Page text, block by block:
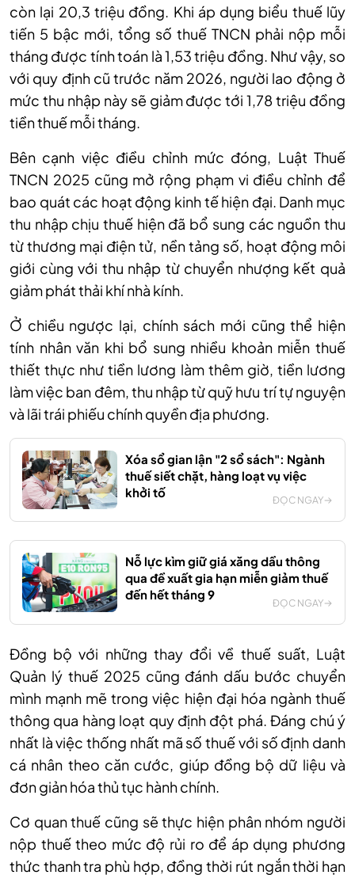
còn lại 20,3 triệu đồng. Khi áp dụng biểu thuế lũy
tiến 5 bậc mới, tổng số thuế TNCN phải nộp mỗi
tháng được tính toán là 1,53 triệu đồng. Như vậy, so
với quy định cũ trước năm 2026, người lao động ở
mức thu nhập này sẽ giảm được tới 1,78 triệu đồng
tiền thuế mỗi tháng.
Bên cạnh việc điều chỉnh mức đóng, Luật Thuế
TNCN 2025 cũng mở rộng phạm vi điều chỉnh để
bao quát các hoạt động kinh tế hiện đại. Danh mục
thu nhập chịu thuế hiện đã bổ sung các nguồn thu
từ thương mại điện tử, nền tảng số, hoạt động môi
giới cùng với thu nhập từ chuyển nhượng kết quả
giảm phát thải khí nhà kính.
Ở chiều ngược lại, chính sách mới cũng thể hiện
tính nhân văn khi bổ sung nhiều khoản miễn thuế
thiết thực như tiền lương làm thêm giờ, tiền lương
làm việc ban đêm, thu nhập từ quỹ hưu trí tự nguyện
và lãi trái phiếu chính quyền địa phương.
Xóa sổ gian lận "2 sổ sách": Ngành
thuế siết chặt, hàng loạt vụ việc
khởi tố
ĐỌC NGAY
Nỗ lực kìm giữ giá xăng dầu thông
qua đề xuất gia hạn miễn giảm thuế
đến hết tháng 9
ĐỌC NGAY
Đồng bộ với những thay đổi về thuế suất, Luật
Quản lý thuế 2025 cũng đánh dấu bước chuyển
mình mạnh mẽ trong việc hiện đại hóa ngành thuế
thông qua hàng loạt quy định đột phá. Đáng chú ý
nhất là việc thống nhất mã số thuế với số định danh
cá nhân theo căn cước, giúp đồng bộ dữ liệu và
đơn giản hóa thủ tục hành chính.
Cơ quan thuế cũng sẽ thực hiện phân nhóm người
nộp thuế theo mức độ rủi ro để áp dụng phương
thức thanh tra phù hợp, đồng thời rút ngắn thời hạn